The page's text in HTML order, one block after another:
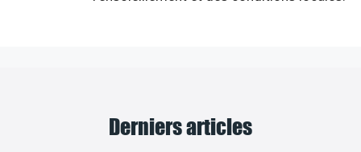
Derniers articles